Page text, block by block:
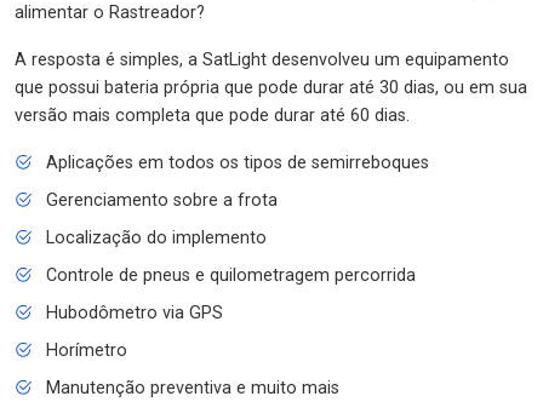
alimentar o Rastreador?
A resposta é simples, a SatLight desenvolveu um equipamento
que possui bateria própria que pode durar até 30 dias, ou em sua
versão mais completa que pode durar até 60 dias.
Aplicações em todos os tipos de semirreboques
Gerenciamento sobre a frota
Localização do implemento
Controle de pneus e quilometragem percorrida
Hubodômetro via GPS
Horímetro
Manutenção preventiva e muito mais